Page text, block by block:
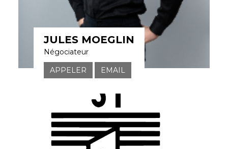
JULES MOEGLIN
Négociateur
APPELER
EMAIL